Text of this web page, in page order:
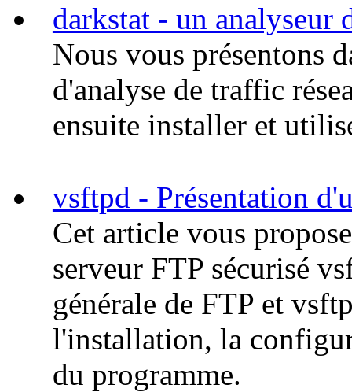
darkstat - un analyseur
Nous vous présentons
d'analyse de traffic
ensuite installer et
vsftpd - Présentation
Cet article vous
serveur FTP sécurisé
générale de FTP et
l'installation, la
du programme.